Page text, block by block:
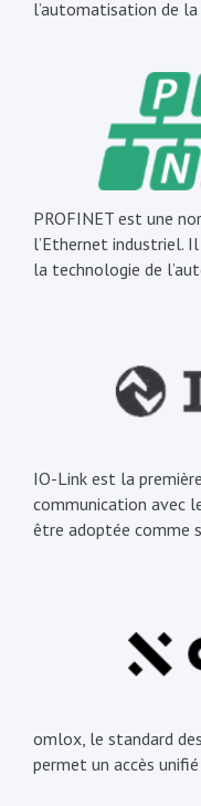
l’automatisation de
PROFINET est une
l’Ethernet industriel.
la technologie de
IO-Link est la
communication avec
être adoptée comme
omlox, le standard
permet un accès